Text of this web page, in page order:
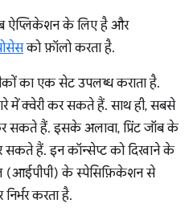
ऐप्लिकेशन के लिए है और
को फ़ॉलो करता है.
का एक सेट उपलब्ध कराता है.
में क्वेरी कर सकते हैं. साथ ही, सबसे
कर सकते हैं. इसके अलावा, प्रिंट जॉब के
हैं. इन कॉन्सेप्ट को दिखाने के
(आईपीपी) के स्पेसिफ़िकेशन से
करता है.